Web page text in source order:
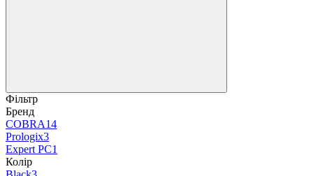
Фільтр
Бренд
COBRA14
Prologix3
Expert PC1
Колір